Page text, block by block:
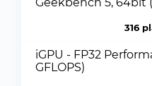
316
iGPU - FP32
GFLOPS)